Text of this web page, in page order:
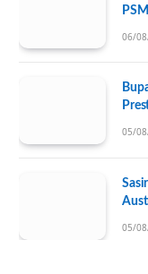
06/
05/
05/